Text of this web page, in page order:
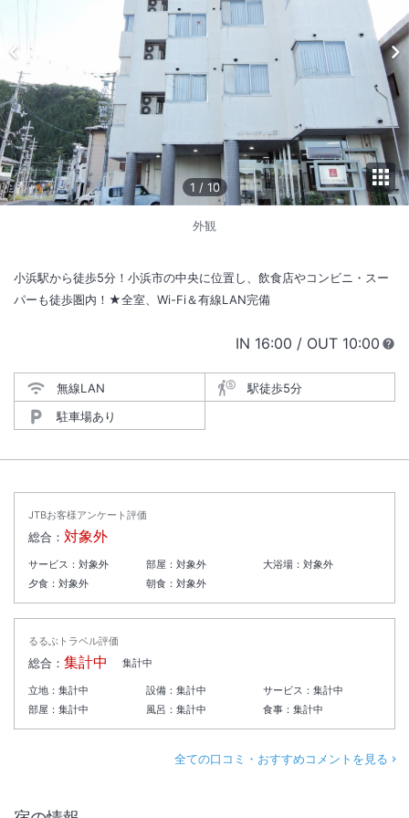
1 / 10
外観
小浜駅から徒歩5分！小浜市の中央に位置し、飲食店やコンビニ・スー
パーも徒歩圏内！★全室、Wi-Fi＆有線LAN完備
IN チェックイン
16:00 / OUT チェック
10:00
無線LAN
駅徒歩5分
駐車場あり
JTBお客様アンケート評価
総合： 対象外
サービス： 対象外 部屋： 対象外 大浴場：対象外
夕食： 対象外 朝食： 対象外
るるぶトラベル評価
総合： 集計中 集計中
立地： 集計中 設備： 集計中 サービス：集計中
部屋： 集計中 風呂： 集計中 食事：集計中
全ての口コミ・おすすめコメントを見る